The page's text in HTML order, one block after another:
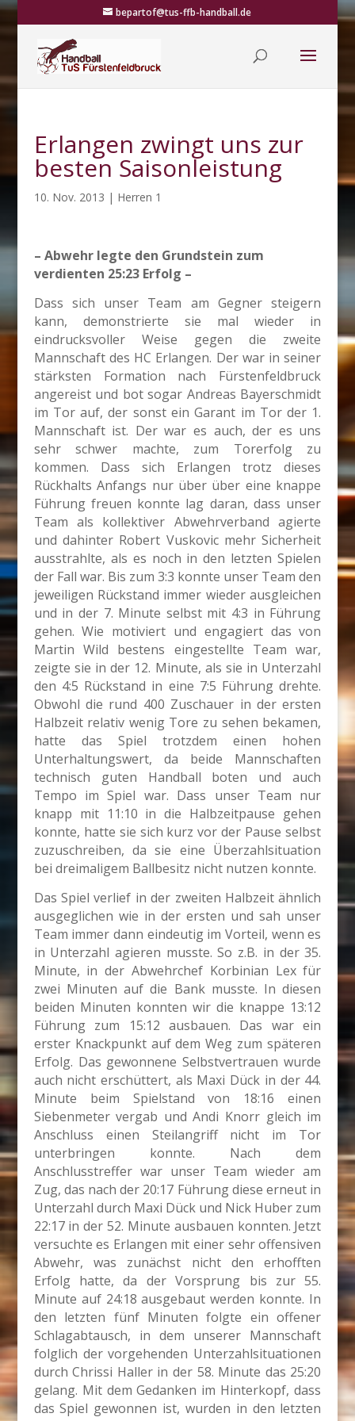
bepartof@tus-ffb-handball.de
Erlangen zwingt uns zur
besten Saisonleistung
10. Nov. 2013 | Herren 1
– Abwehr legte den Grundstein zum
verdienten 25:23 Erfolg –
Dass sich unser Team am Gegner steigern
kann, demonstrierte sie mal wieder in
eindrucksvoller Weise gegen die zweite
Mannschaft des HC Erlangen. Der war in seiner
stärksten Formation nach Fürstenfeldbruck
angereist und bot sogar Andreas Bayerschmidt
im Tor auf, der sonst ein Garant im Tor der 1.
Mannschaft ist. Der war es auch, der es uns
sehr schwer machte, zum Torerfolg zu
kommen. Dass sich Erlangen trotz dieses
Rückhalts Anfangs nur über über eine knappe
Führung freuen konnte lag daran, dass unser
Team als kollektiver Abwehrverband agierte
und dahinter Robert Vuskovic mehr Sicherheit
ausstrahlte, als es noch in den letzten Spielen
der Fall war. Bis zum 3:3 konnte unser Team den
jeweiligen Rückstand immer wieder ausgleichen
und in der 7. Minute selbst mit 4:3 in Führung
gehen. Wie motiviert und engagiert das von
Martin Wild bestens eingestellte Team war,
zeigte sie in der 12. Minute, als sie in Unterzahl
den 4:5 Rückstand in eine 7:5 Führung drehte.
Obwohl die rund 400 Zuschauer in der ersten
Halbzeit relativ wenig Tore zu sehen bekamen,
hatte das Spiel trotzdem einen hohen
Unterhaltungswert, da beide Mannschaften
technisch guten Handball boten und auch
Tempo im Spiel war. Dass unser Team nur
knapp mit 11:10 in die Halbzeitpause gehen
konnte, hatte sie sich kurz vor der Pause selbst
zuzuschreiben, da sie eine Überzahlsituation
bei dreimaligem Ballbesitz nicht nutzen konnte.
Das Spiel verlief in der zweiten Halbzeit ähnlich
ausgeglichen wie in der ersten und sah unser
Team immer dann eindeutig im Vorteil, wenn es
in Unterzahl agieren musste. So z.B. in der 35.
Minute, in der Abwehrchef Korbinian Lex für
zwei Minuten auf die Bank musste. In diesen
beiden Minuten konnten wir die knappe 13:12
Führung zum 15:12 ausbauen. Das war ein
erster Knackpunkt auf dem Weg zum späteren
Erfolg. Das gewonnene Selbstvertrauen wurde
auch nicht erschüttert, als Maxi Dück in der 44.
Minute beim Spielstand von 18:16 einen
Siebenmeter vergab und Andi Knorr gleich im
Anschluss einen Steilangriff nicht im Tor
unterbringen konnte. Nach dem
Anschlusstreffer war unser Team wieder am
Zug, das nach der 20:17 Führung diese erneut in
Unterzahl durch Maxi Dück und Nick Huber zum
22:17 in der 52. Minute ausbauen konnten. Jetzt
versuchte es Erlangen mit einer sehr offensiven
Abwehr, was zunächst nicht den erhofften
Erfolg hatte, da der Vorsprung bis zur 55.
Minute auf 24:18 ausgebaut werden konnte. In
den letzten fünf Minuten folgte ein offener
Schlagabtausch, in dem unserer Mannschaft
folglich der vorgehenden Unterzahlsituationen
durch Chrissi Haller in der 58. Minute das 25:20
gelang. Mit dem Gedanken im Hinterkopf, dass
das Spiel gewonnen ist, wurden in den letzten